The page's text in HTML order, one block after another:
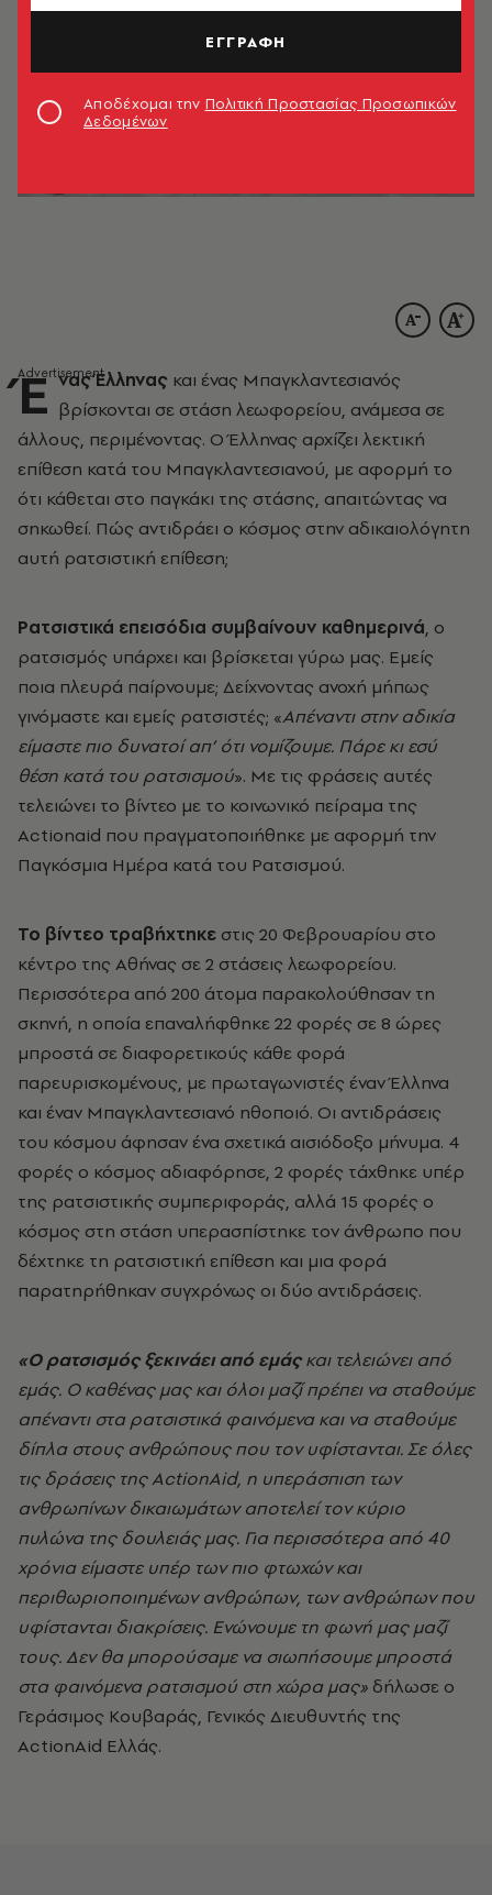
Έ νας Έλληνας και ένας Μπαγκλαντεσιανός
βρίσκονται σε στάση λεωφορείου, ανάμεσα σε
άλλους, περιμένοντας. Ο Έλληνας αρχίζει λεκτική
επίθεση κατά του Μπαγκλαντεσιανού, με αφορμή το
ότι κάθεται στο παγκάκι της στάσης, απαιτώντας να
σηκωθεί. Πώς αντιδράει ο κόσμος στην αδικαιολόγητη
αυτή ρατσιστική επίθεση;
Ρατσιστικά επεισόδια συμβαίνουν καθημερινά, ο
ρατσισμός υπάρχει και βρίσκεται γύρω μας. Εμείς
ποια πλευρά παίρνουμε; Δείχνοντας ανοχή μήπως
γινόμαστε και εμείς ρατσιστές; «Απέναντι στην αδικία
είμαστε πιο δυνατοί απ’ ότι νομίζουμε. Πάρε κι εσύ
θέση κατά του ρατσισμού». Με τις φράσεις αυτές
τελειώνει το βίντεο με το κοινωνικό πείραμα της
Actionaid που πραγματοποιήθηκε με αφορμή την
Παγκόσμια Ημέρα κατά του Ρατσισμού.
Το βίντεο τραβήχτηκε στις 20 Φεβρουαρίου στο
κέντρο της Αθήνας σε 2 στάσεις λεωφορείου.
Περισσότερα από 200 άτομα παρακολούθησαν τη
σκηνή, η οποία επαναλήφθηκε 22 φορές σε 8 ώρες
μπροστά σε διαφορετικούς κάθε φορά
παρευρισκομένους, με πρωταγωνιστές έναν Έλληνα
και έναν Μπαγκλαντεσιανό ηθοποιό. Οι αντιδράσεις
του κόσμου άφησαν ένα σχετικά αισιόδοξο μήνυμα. 4
φορές ο κόσμος αδιαφόρησε, 2 φορές τάχθηκε υπέρ
της ρατσιστικής συμπεριφοράς, αλλά 15 φορές ο
κόσμος στη στάση υπερασπίστηκε τον άνθρωπο που
δέχτηκε τη ρατσιστική επίθεση και μια φορά
παρατηρήθηκαν συγχρόνως οι δύο αντιδράσεις.
«Ο ρατσισμός ξεκινάει από εμάςκαι τελειώνει από
εμάς. Ο καθένας μας και όλοι μαζί πρέπει να σταθούμε
απέναντι στα ρατσιστικά φαινόμενα και να σταθούμε
δίπλα στους ανθρώπους που τον υφίστανται. Σε όλες
τις δράσεις της ActionAid, η υπεράσπιση των
ανθρωπίνων δικαιωμάτων αποτελεί τον κύριο
πυλώνα της δουλειάς μας. Για περισσότερα από 40
χρόνια είμαστε υπέρ των πιο φτωχών και
περιθωριοποιημένων ανθρώπων, των ανθρώπων που
υφίστανται διακρίσεις. Ενώνουμε τη φωνή μας μαζί
τους. Δεν θα μπορούσαμε να σιωπήσουμε μπροστά
στα φαινόμενα ρατσισμού στη χώρα μας» δήλωσε ο
Γεράσιμος Κουβαράς, Γενικός Διευθυντής της
ActionAid Ελλάς.
ΕΓΓΡΑΦΗ
Αποδέχομαι την Πολιτική Προστασίας Προσωπικών
Δεδομένων